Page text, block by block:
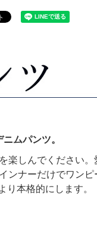
ムパンツ。
楽しんでください。
ンナーだけでワンピ
本格的にします。